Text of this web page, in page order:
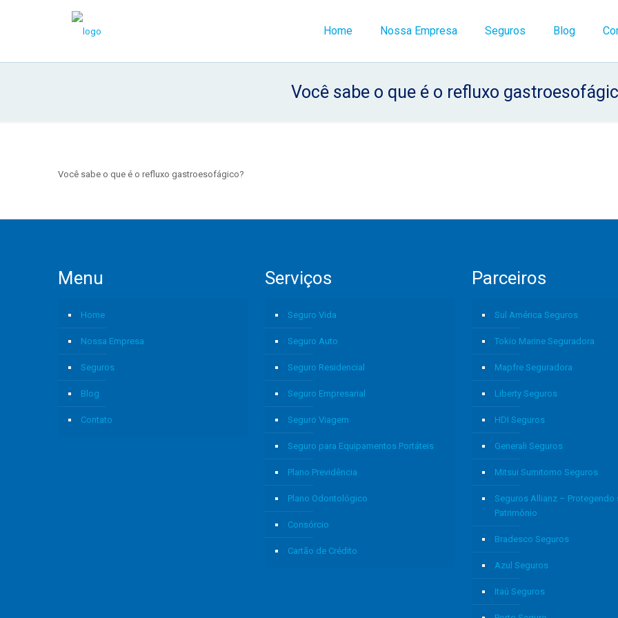
Home Nossa Empresa Seguros Blog
Você sabe o que é o refluxo
Você sabe o que é o refluxo gastroesofágico?
Menu
Home
Nossa Empresa
Seguros
Blog
Contato
Serviços
Seguro Vida
Seguro Auto
Seguro Residencial
Seguro Empresarial
Seguro Viagem
Seguro para Equipamentos Portáteis
Plano Previdência
Plano Odontológico
Consórcio
Cartão de Crédito
Parceiros
Sul América Seguros
Tokio Marine Seguradora
Mapfre Seguradora
Liberty Seguros
HDI Seguros
Generali Seguros
Mitsui Sumitomo Seguros
Seguros Allianz – Protegendo
Patrimônio
Bradesco Seguros
Azul Seguros
Itaú Seguros